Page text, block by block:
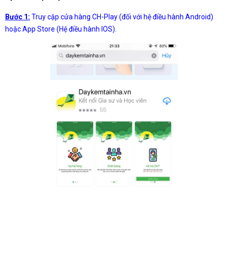
Bước 1: Truy cập cửa hàng CH-Play (đối với hệ điều hành Android)
hoặc App Store (Hệ điều hành IOS).